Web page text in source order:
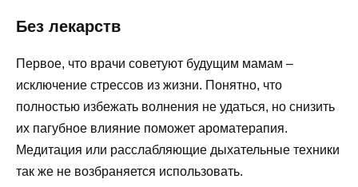
Без лекарств
Первое, что врачи советуют будущим мамам –
исключение стрессов из жизни. Понятно, что
полностью избежать волнения не удаться, но снизить
их пагубное влияние поможет ароматерапия.
Медитация или расслабляющие дыхательные техники
так же не возбраняется использовать.